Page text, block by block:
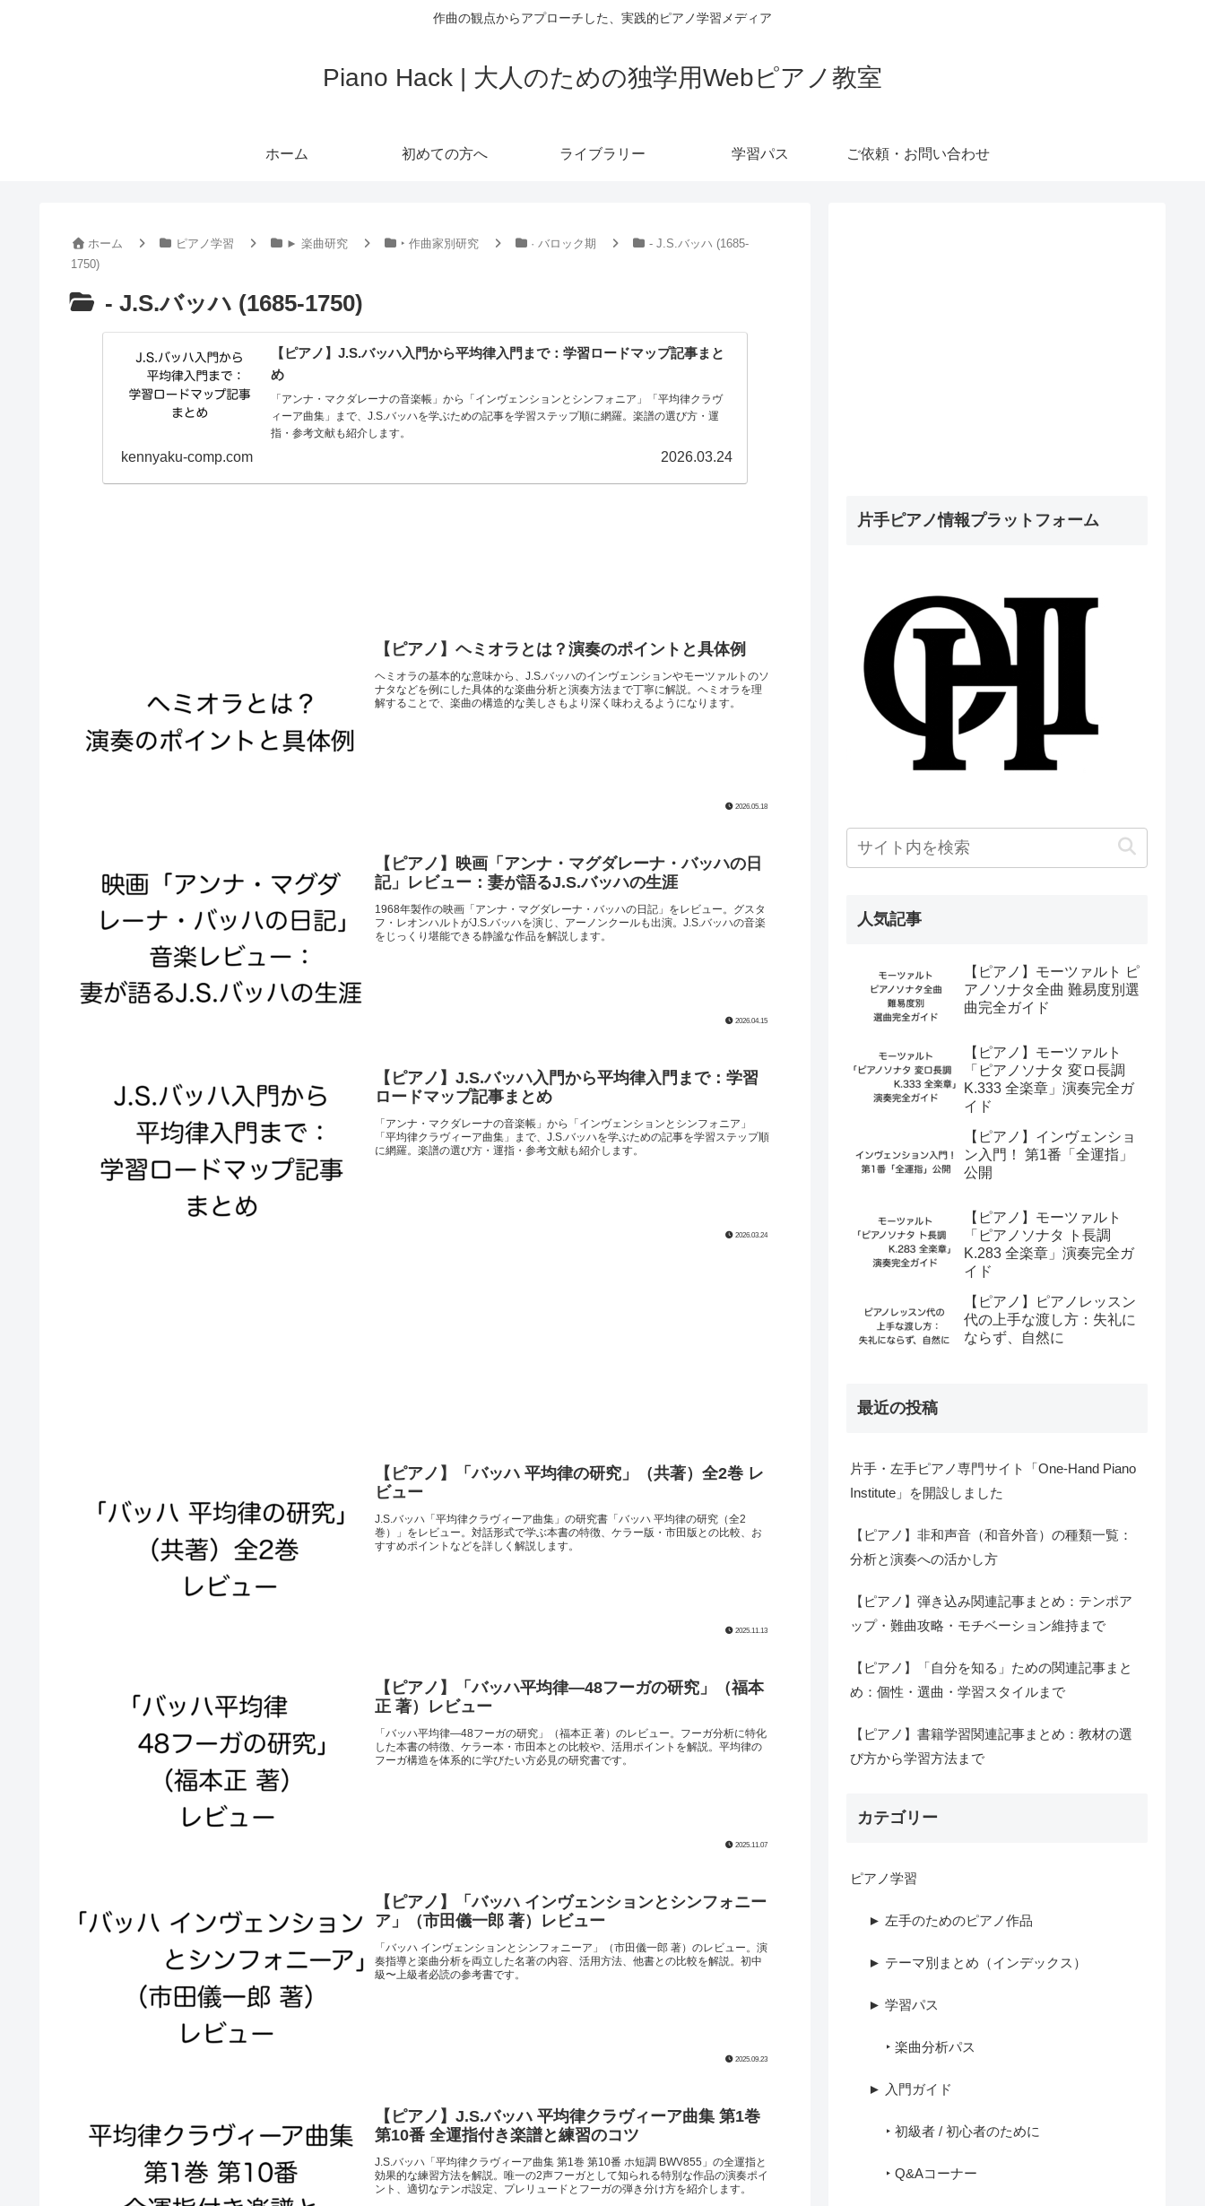
作曲の観点からアプローチした、実践的ピアノ学習メディア
Piano Hack | 大人のための独学用Webピアノ教室
ホーム 初めての方へ ライブラリー 学習パス ご依頼・お問い合わせ
ホーム ピアノ学習 ► 楽曲研究 ‣ 作曲家別研究 · バロック期
- J.S.バッハ (1685-
1750)
- J.S.バッハ (1685-1750)
【ピアノ】J.S.バッハ入門から平均律入門まで：学習ロードマップ記事まと
め
「アンナ・マクダレーナの音楽帳」から「インヴェンションとシンフォニア」「平均律クラヴ
ィーア曲集」まで、J.S.バッハを学ぶための記事を学習ステップ順に網羅。楽譜の選び方・運
指・参考文献も紹介します。
kennyaku-comp.com 2026.03.24
【ピアノ】ヘミオラとは？演奏のポイントと具体例
ヘミオラの基本的な意味から、J.S.バッハのインヴェンションやモーツァルトのソ
ナタなどを例にした具体的な楽曲分析と演奏方法まで丁寧に解説。ヘミオラを理
解することで、楽曲の構造的な美しさもより深く味わえるようになります。
2026.05.18
【ピアノ】映画「アンナ・マグダレーナ・バッハの日
記」レビュー：妻が語るJ.S.バッハの生涯
1968年製作の映画「アンナ・マグダレーナ・バッハの日記」をレビュー。グスタ
フ・レオンハルトがJ.S.バッハを演じ、アーノンクールも出演。J.S.バッハの音楽
をじっくり堪能できる静謐な作品を解説します。
2026.04.15
【ピアノ】J.S.バッハ入門から平均律入門まで：学習
ロードマップ記事まとめ
「アンナ・マクダレーナの音楽帳」から「インヴェンションとシンフォニア」
「平均律クラヴィーア曲集」まで、J.S.バッハを学ぶための記事を学習ステップ順
に網羅。楽譜の選び方・運指・参考文献も紹介します。
2026.03.24
【ピアノ】「バッハ 平均律の研究」（共著）全2巻 レ
ビュー
J.S.バッハ「平均律クラヴィーア曲集」の研究書「バッハ 平均律の研究（全2
巻）」をレビュー。対話形式で学ぶ本書の特徴、ケラー版・市田版との比較、お
すすめポイントなどを詳しく解説します。
2025.11.13
【ピアノ】「バッハ平均律―48フーガの研究」（福本
正 著）レビュー
「バッハ平均律―48フーガの研究」（福本正 著）のレビュー。フーガ分析に特化
した本書の特徴、ケラー本・市田本との比較や、活用ポイントを解説。平均律の
フーガ構造を体系的に学びたい方必見の研究書です。
2025.11.07
【ピアノ】「バッハ インヴェンションとシンフォニー
ア」（市田儀一郎 著）レビュー
「バッハ インヴェンションとシンフォニーア」（市田儀一郎 著）のレビュー。演
奏指導と楽曲分析を両立した名著の内容、活用方法、他書との比較を解説。初中
級〜上級者必読の参考書です。
2025.09.23
【ピアノ】J.S.バッハ 平均律クラヴィーア曲集 第1巻
第10番 全運指付き楽譜と練習のコツ
J.S.バッハ「平均律クラヴィーア曲集 第1巻 第10番 ホ短調 BWV855」の全運指と
効果的な練習方法を解説。唯一の2声フーガとして知られる特別な作品の演奏ポイ
ント、適切なテンポ設定、プレリュードとフーガの弾き分け方を紹介します。
片手ピアノ情報プラットフォーム
人気記事
【ピアノ】モーツァルト ピ
アノソナタ全曲 難易度別選
曲完全ガイド
【ピアノ】モーツァルト
「ピアノソナタ 変ロ長調
K.333 全楽章」演奏完全ガ
イド
【ピアノ】インヴェンショ
ン入門！ 第1番「全運指」
公開
【ピアノ】モーツァルト
「ピアノソナタ ト長調
K.283 全楽章」演奏完全ガ
イド
【ピアノ】ピアノレッスン
代の上手な渡し方：失礼に
ならず、自然に
最近の投稿
片手・左手ピアノ専門サイト「One-Hand Piano
Institute」を開設しました
【ピアノ】非和声音（和音外音）の種類一覧：
分析と演奏への活かし方
【ピアノ】弾き込み関連記事まとめ：テンポア
ップ・難曲攻略・モチベーション維持まで
【ピアノ】「自分を知る」ための関連記事まと
め：個性・選曲・学習スタイルまで
【ピアノ】書籍学習関連記事まとめ：教材の選
び方から学習方法まで
カテゴリー
ピアノ学習
► 左手のためのピアノ作品
► テーマ別まとめ（インデックス）
► 学習パス
‣ 楽曲分析パス
► 入門ガイド
‣ 初級者 / 初心者のために
‣ Q&Aコーナー